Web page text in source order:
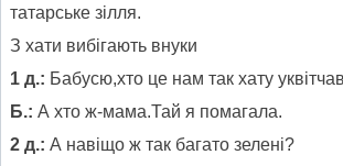
татарське зілля.
З хати вибігають внуки
1 д.: Бабусю,хто це нам так хату
Б.: А хто ж-мама.Тай я помагала.
2 д.: А навіщо ж так багато зелені?